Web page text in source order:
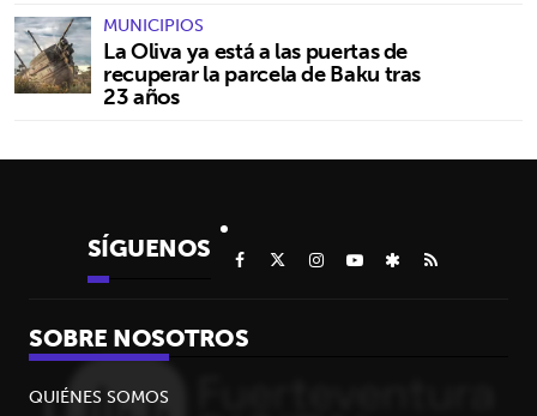
MUNICIPIOS
La Oliva ya está a las puertas de
recuperar la parcela de Baku tras
23 años
SÍGUENOS
SOBRE NOSOTROS
QUIÉNES SOMOS